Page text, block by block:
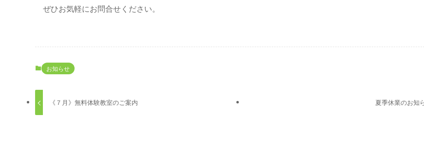
ぜひお気軽にお問合せください。
お知らせ
《７月》無料体験教室のご案内 夏季休業のお知